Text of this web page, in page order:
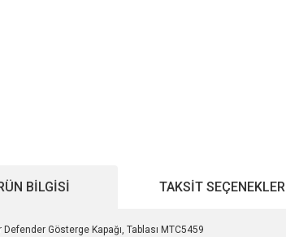
BILGISI TAKSIT
Defender Gösterge Kapağı, Tablası MTC5459